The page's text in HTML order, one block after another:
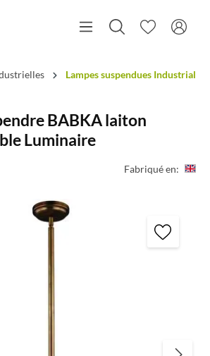
Lampes suspendues Industrial
BABKA laiton
Luminaire
Fabriqué en: